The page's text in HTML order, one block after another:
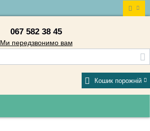
067 582 38 45
Ми передзвонимо вам
Кошик порожній